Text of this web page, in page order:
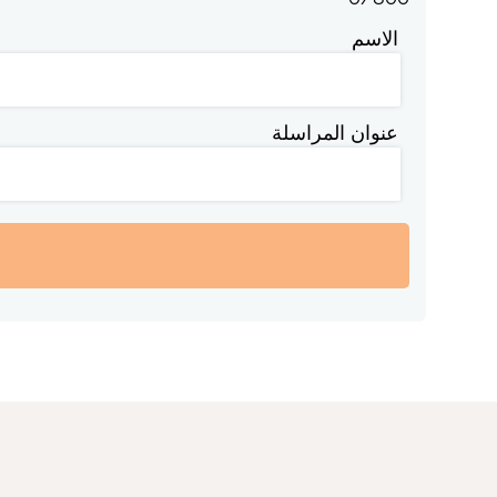
الاسم
عنوان المراسلة